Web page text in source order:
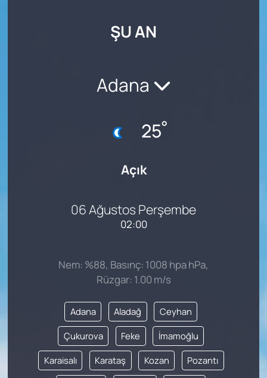
ŞU AN
Adana
25°
Açık
06 Ağustos Perşembe
02:00
Nem: %88, Basınç: 1008 hpa hPa,
Rüzgar: 1.00 m/s
Adana Aladağ Ceyhan
Çukurova Feke İmamoğlu
Karaisalı Karataş Kozan Pozantı